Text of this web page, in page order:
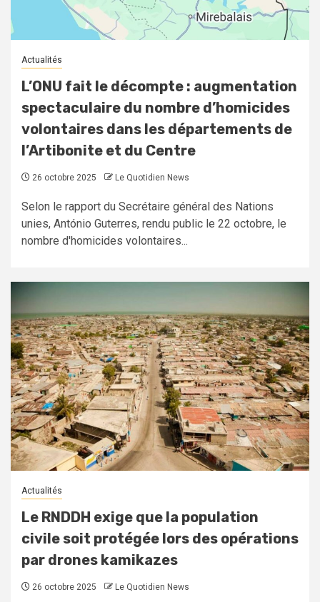
Actualités
L’ONU fait le décompte : augmentation
spectaculaire du nombre d’homicides
volontaires dans les départements de
l’Artibonite et du Centre
26 octobre 2025 Le Quotidien News
Selon le rapport du Secrétaire général des Nations
unies, António Guterres, rendu public le 22 octobre, le
nombre d'homicides volontaires...
Actualités
Le RNDDH exige que la population
civile soit protégée lors des opérations
par drones kamikazes
26 octobre 2025 Le Quotidien News